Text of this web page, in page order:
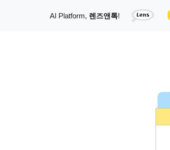
AI Platform, 렌즈앤톡!